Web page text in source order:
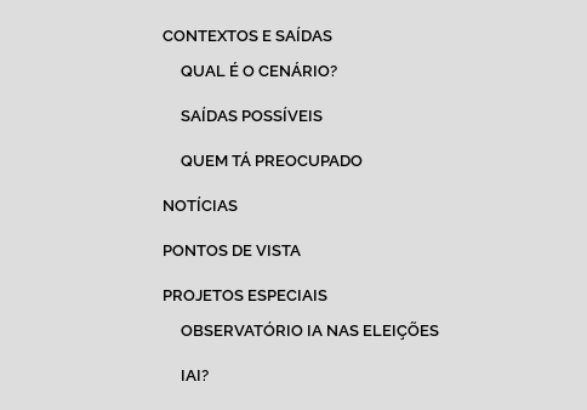
CONTEXTOS E SAÍDAS
QUAL É O CENÁRIO?
SAÍDAS POSSÍVEIS
QUEM TÁ PREOCUPADO
NOTÍCIAS
PONTOS DE VISTA
PROJETOS ESPECIAIS
OBSERVATÓRIO IA NAS ELEIÇÕES
IAI?